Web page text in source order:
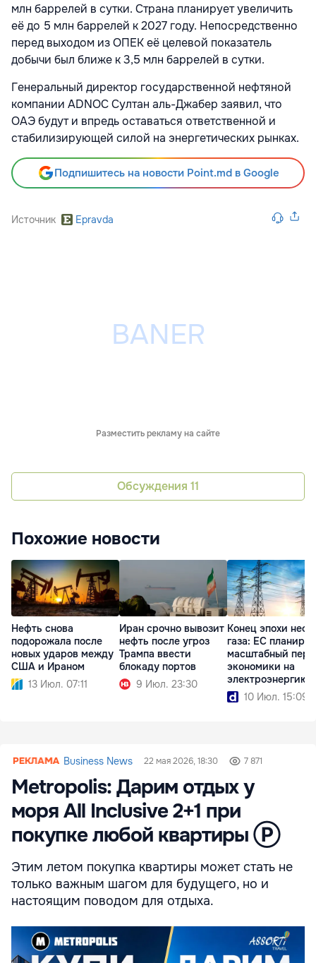
млн баррелей в сутки. Страна планирует увеличить
её до 5 млн баррелей к 2027 году. Непосредственно
перед выходом из ОПЕК её целевой показатель
добычи был ближе к 3,5 млн баррелей в сутки.
Генеральный директор государственной нефтяной
компании ADNOC Султан аль-Джабер заявил, что
ОАЭ будут и впредь оставаться ответственной и
стабилизирующей силой на энергетических рынках.
Подпишитесь на новости Point.md в Google
Источник Epravda
Разместить рекламу на сайте
Обсуждения 11
Похожие новости
Нефть снова
подорожала после
новых ударов между
США и Ираном
13 Июл. 07:11
Иран срочно вывозит
нефть после угроз
Трампа ввести
блокаду портов
9 Июл. 23:30
Конец эпохи
газа: ЕС
масштабный
экономики на
электроэнергию
10 Июл. 15:09
Business News 22 мая 2026, 18:30 7 871
Metropolis: Дарим отдых у
моря All Inclusive 2+1 при
покупке любой квартиры Ⓟ
Этим летом покупка квартиры может стать не
только важным шагом для будущего, но и
настоящим поводом для отдыха.